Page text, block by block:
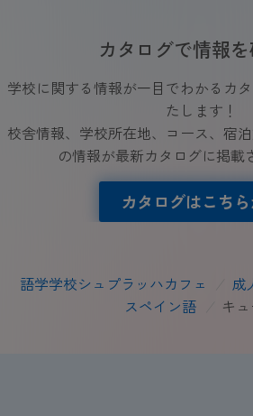
カタログで情報を
学校に関する情報が一目でわかるカ
たします！
校舎情報、学校所在地、コース、宿
の情報が最新カタログに掲載
カタログはこち
語学学校シュプラッハカフェ 成
スペイン語
キ